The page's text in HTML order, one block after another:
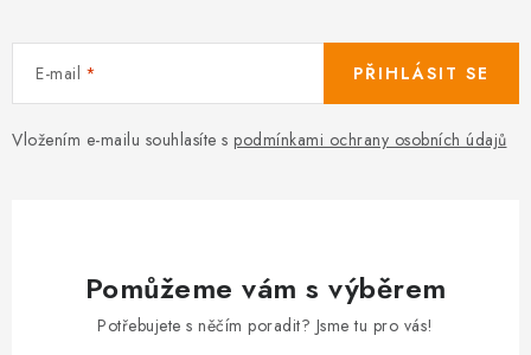
E-mail
Vložením e-mailu souhlasíte s podmínkami ochrany osobních údajů
PŘIHLÁSIT SE
Pomůžeme vám s výběrem
Potřebujete s něčím poradit? Jsme tu pro vás!